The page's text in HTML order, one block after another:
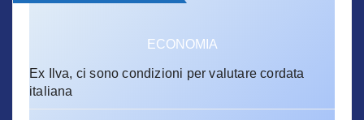
ECONOMIA
Ex Ilva, ci sono condizioni per valutare cordata
italiana